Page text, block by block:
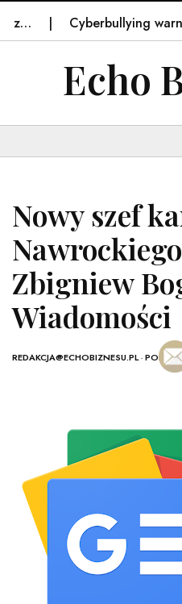
Cyberbullying
Echo
Nowy szef
Zbigniew
Wiadomości
REDAKCJA@ECHOBIZNESU.PL-POLSKA